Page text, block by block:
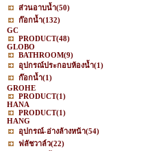
ส่วนอาบน้ำ(50)
ก๊อกน้ำ(132)
GC
PRODUCT(48)
GLOBO
BATHROOM(9)
อุปกรณ์ประกอบห้องน้ำ(1)
ก๊อกน้ำ(1)
GROHE
PRODUCT(1)
HANA
PRODUCT(1)
HANG
อุปกรณ์-อ่างล้างหน้า(54)
ฟลัชวาล์ว(22)